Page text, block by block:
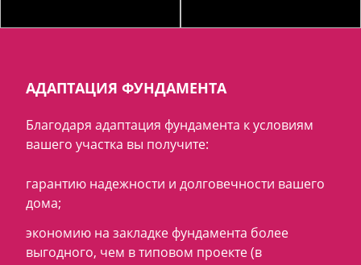
АДАПТАЦИЯ ФУНДАМЕНТА
Благодаря адаптация фундамента к условиям
вашего участка вы получите:
гарантию надежности и долговечности вашего
дома;
экономию на закладке фундамента более
выгодного, чем в типовом проекте (в